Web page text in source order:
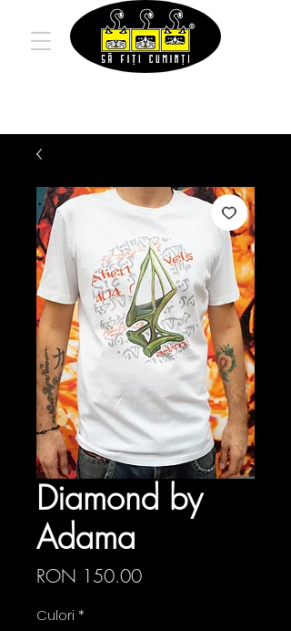
Diamond by
Adama
RON 150.00Price
Culori *